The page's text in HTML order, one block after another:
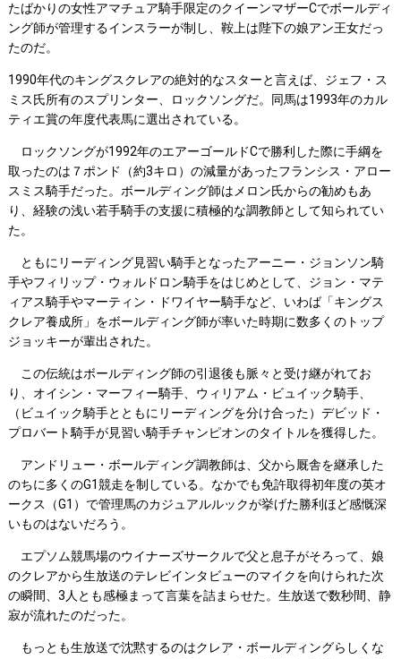
たばかりの女性アマチュア騎手限定のクイーンマザーCでボールディ
ング師が管理するインスラーが制し、鞍上は陛下の娘アン王女だっ
たのだ。
1990年代のキングスクレアの絶対的なスターと言えば、ジェフ・ス
ミス氏所有のスプリンター、ロックソングだ。同馬は1993年のカル
ティエ賞の年度代表馬に選出されている。
ロックソングが1992年のエアーゴールドCで勝利した際に手綱を
取ったのは７ポンド（約3キロ）の減量があったフランシス・アロー
スミス騎手だった。ボールディング師はメロン氏からの勧めもあ
り、経験の浅い若手騎手の支援に積極的な調教師として知られてい
た。
ともにリーディング見習い騎手となったアーニー・ジョンソン騎
手やフィリップ・ウォルドロン騎手をはじめとして、ジョン・マテ
ィアス騎手やマーティン・ドワイヤー騎手など、いわば「キングス
クレア養成所」をボールディング師が率いた時期に数多くのトップ
ジョッキーが輩出された。
この伝統はボールディング師の引退後も脈々と受け継がれてお
り、オイシン・マーフィー騎手、ウィリアム・ビュイック騎手、
（ビュイック騎手とともにリーディングを分け合った）デビッド・
プロバート騎手が見習い騎手チャンピオンのタイトルを獲得した。
アンドリュー・ボールディング調教師は、父から厩舎を継承した
のちに多くのG1競走を制している。なかでも免許取得初年度の英オ
ークス（G1）で管理馬のカジュアルルックが挙げた勝利ほど感慨深
いものはないだろう。
エプソム競馬場のウイナーズサークルで父と息子がそろって、娘
のクレアから生放送のテレビインタビューのマイクを向けられた次
の瞬間、3人とも感極まって言葉を詰まらせた。生放送で数秒間、静
寂が流れたのだった。
もっとも生放送で沈黙するのはクレア・ボールディングらしくな